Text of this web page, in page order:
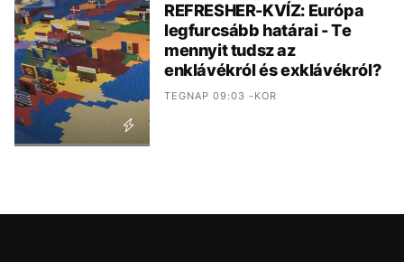
REFRESHER-KVÍZ: Európa
legfurcsább határai - Te
mennyit tudsz az
enklávékról és exklávékról?
TEGNAP 09:03 -KOR